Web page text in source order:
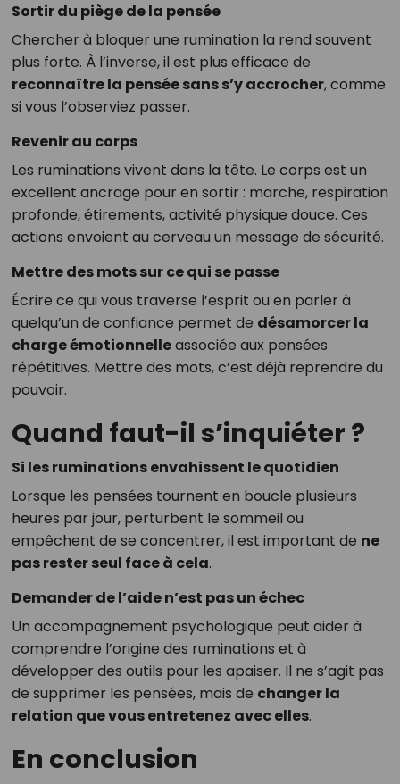
Sortir du piège de la pensée
Chercher à bloquer une rumination la rend souvent
plus forte. À l’inverse, il est plus efficace de
reconnaître la pensée sans s’y accrocher, comme
si vous l’observiez passer.
Revenir au corps
Les ruminations vivent dans la tête. Le corps est un
excellent ancrage pour en sortir : marche, respiration
profonde, étirements, activité physique douce. Ces
actions envoient au cerveau un message de sécurité.
Mettre des mots sur ce qui se passe
Écrire ce qui vous traverse l’esprit ou en parler à
quelqu’un de confiance permet de désamorcer la
charge émotionnelleassociée aux pensées
répétitives. Mettre des mots, c’est déjà reprendre du
pouvoir.
Quand faut-il s’inquiéter ?
Si les ruminations envahissent le quotidien
Lorsque les pensées tournent en boucle plusieurs
heures par jour, perturbent le sommeil ou
empêchent de se concentrer, il est important de ne
pas rester seul face à cela.
Demander de l’aide n’est pas un échec
Un accompagnement psychologique peut aider à
comprendre l’origine des ruminations et à
développer des outils pour les apaiser. Il ne s’agit pas
de supprimer les pensées, mais de changer la
relation que vous entretenez avec elles.
En conclusion